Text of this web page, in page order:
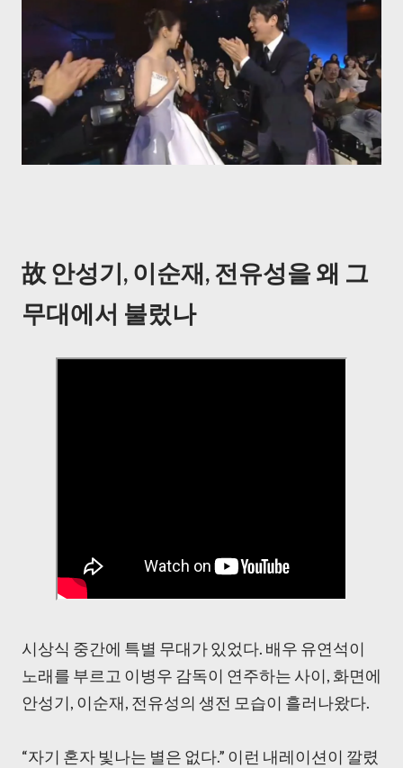
故 안성기, 이순재, 전유성을 왜 그
무대에서 불렀나
시상식 중간에 특별 무대가 있었다. 배우 유연석이
노래를 부르고 이병우 감독이 연주하는 사이, 화면에
안성기, 이순재, 전유성의 생전 모습이 흘러나왔다.
“자기 혼자 빛나는 별은 없다.” 이런 내레이션이 깔렸